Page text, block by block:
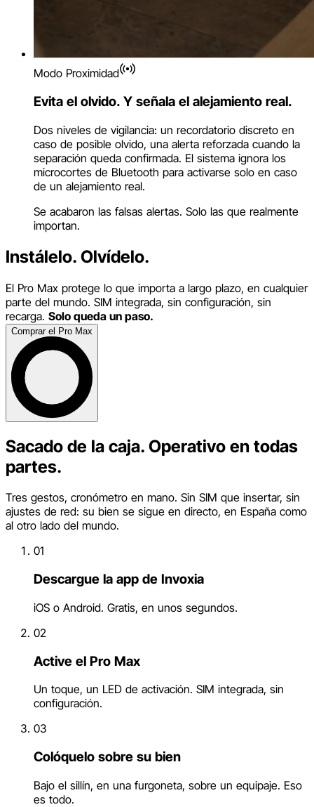
Modo Proximidad
Evita el olvido. Y señala el alejamiento real.
Dos niveles de vigilancia: un recordatorio discreto en
caso de posible olvido, una alerta reforzada cuando la
separación queda confirmada. El sistema ignora los
microcortes de Bluetooth para activarse solo en caso
de un alejamiento real.
Se acabaron las falsas alertas. Solo las que realmente
importan.
Instálelo. Olvídelo.
El Pro Max protege lo que importa a largo plazo, en cualquier
parte del mundo. SIM integrada, sin configuración, sin
recarga. Solo queda un paso.
Comprar el Pro Max
Sacado de la caja. Operativo en todas
partes.
Tres gestos, cronómetro en mano. Sin SIM que insertar, sin
ajustes de red: su bien se sigue en directo, en España como
al otro lado del mundo.
01
Descargue la app de Invoxia
iOS o Android. Gratis, en unos segundos.
02
Active el Pro Max
Un toque, un LED de activación. SIM integrada, sin
configuración.
03
Colóquelo sobre su bien
Bajo el sillín, en una furgoneta, sobre un equipaje. Eso
es todo.